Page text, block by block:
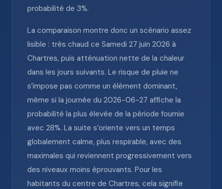
probabilité de 3%.
La comparaison montre donc un scénario assez
lisible : très chaud ce Samedi 27 juin 2026 à
Chartres, puis atténuation nette de la chaleur
dans les jours suivants. Le risque de pluie ne
s’impose pas comme un élément dominant,
même si la journée du 2026-06-27 affiche la
probabilité la plus élevée de la période fournie
avec 28%. La suite s’oriente vers un temps
globalement calme, plus respirable, avec des
maximales qui reviennent progressivement vers
des niveaux moins éprouvants. Pour les
habitants du centre de Chartres, cela signifie